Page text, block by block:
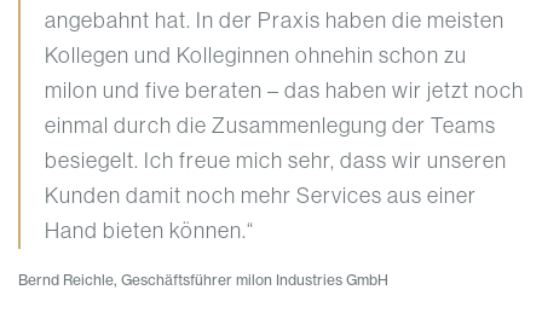
angebahnt hat. In der Praxis haben die meisten
Kollegen und Kolleginnen ohnehin schon zu
milon und five beraten – das haben wir jetzt noch
einmal durch die Zusammenlegung der Teams
besiegelt. Ich freue mich sehr, dass wir unseren
Kunden damit noch mehr Services aus einer
Hand bieten können.“
Bernd Reichle, Geschäftsführer milon Industries GmbH